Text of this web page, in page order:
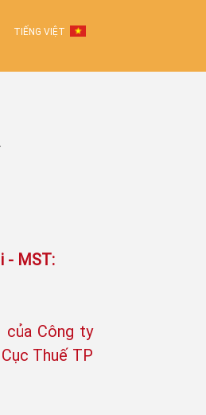
TIẾNG VIỆT
- MST:
của Công ty
Thuế TP